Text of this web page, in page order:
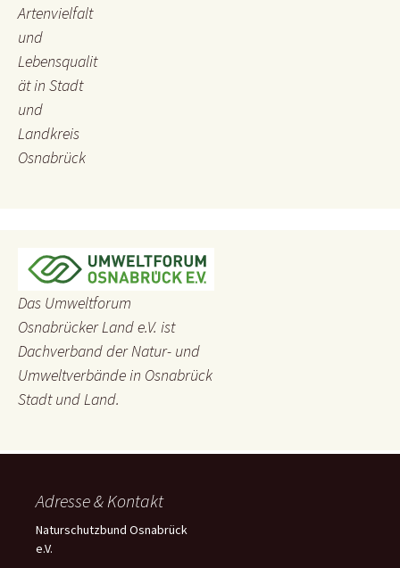
Artenvielfalt
und
Lebensqualit
ät in Stadt
und
Landkreis
Osnabrück
Das Umweltforum
Osnabrücker Land e.V. ist
Dachverband der Natur- und
Umweltverbände in Osnabrück
Stadt und Land.
Adresse & Kontakt
Naturschutzbund Osnabrück
e.V.